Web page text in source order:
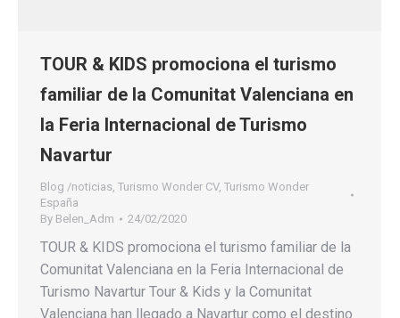
TOUR & KIDS promociona el turismo
familiar de la Comunitat Valenciana en
la Feria Internacional de Turismo
Navartur
Blog /noticias Turismo Wonder CV, Turismo Wonder
España
By Belen_Adm 24/02/2020
TOUR & KIDS promociona el turismo familiar de la
Comunitat Valenciana en la Feria Internacional de
Turismo Navartur Tour & Kids y la Comunitat
Valenciana han llegado a Navartur como el destino